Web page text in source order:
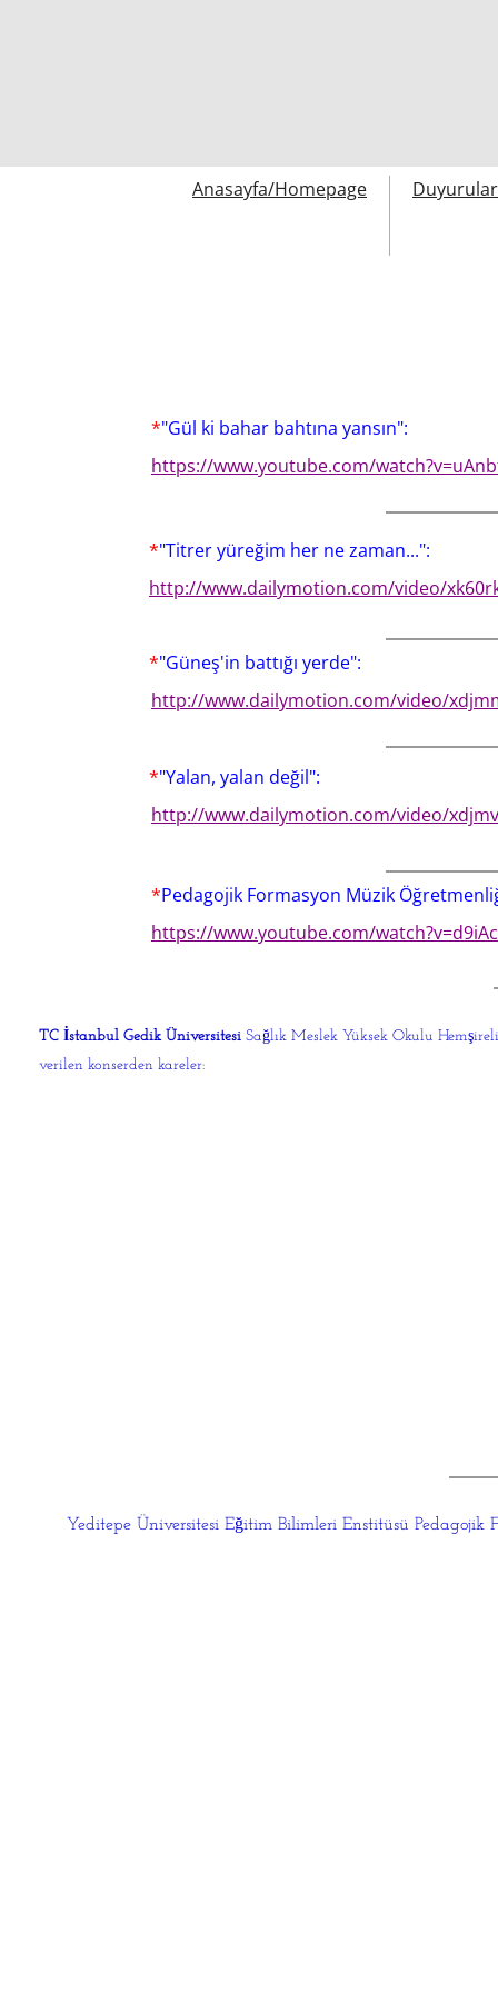
Anasayfa/Homepage
http://www.dailymotion.com/video/
https://www.youtube.com/
*Pedagojik Formasyon Müzik
http://www.dailymotion.com/video/
*"Titrer yüreğim her ne zaman...":
*"Yalan, yalan değil":
​Yeditepe Üniversitesi Eğitim Bilimleri Enstitüsü Pedagojik
https://www.youtube.com/
TC İstanbul Gedik Üniversitesi Sağlık Meslek Yüksek Okulu
verilen konserden kareler:
*"Güneş'in battığı yerde":
*"Gül ki bahar bahtına yansın":
http://www.dailymotion.com/video/